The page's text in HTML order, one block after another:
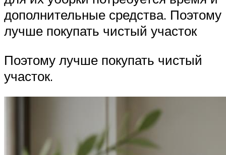
дополнительные средства. Поэтому
лучше покупать чистый участок
Поэтому лучше покупать чистый
участок.